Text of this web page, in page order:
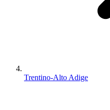
Trentino-Alto Adige